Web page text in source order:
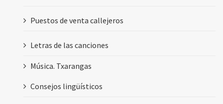
Puestos de venta callejeros
Letras de las canciones
Música. Txarangas
Consejos lingüísticos